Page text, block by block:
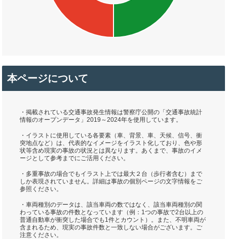
本ページについて
・掲載されている交通事故発生情報は警察庁公開の「交通事故統計
情報のオープンデータ」2019～2024年を使用しています。
・イラストに使用している各要素（車、背景、車、天候、信号、衝
突地点など）は、代表的なイメージをイラスト化しており、色や形
状等含め現実の事故の状況とは異なります。あくまで、事故のイメ
ージとして参考までにご活用ください。
・多重事故の場合でもイラスト上では最大２台（歩行者含む）まで
しか表現されていません。詳細は事故の個別ページの文字情報をご
参照ください。
・車両種別のデータは、該当車両の数ではなく、該当車両種別の関
わっている事故の件数となっています（例：1つの事故で2台以上の
普通自動車が衝突した場合でも1件とカウント）。また、不明車両が
含まれるため、現実の事故件数と一致しない場合がございます。ご
注意ください。